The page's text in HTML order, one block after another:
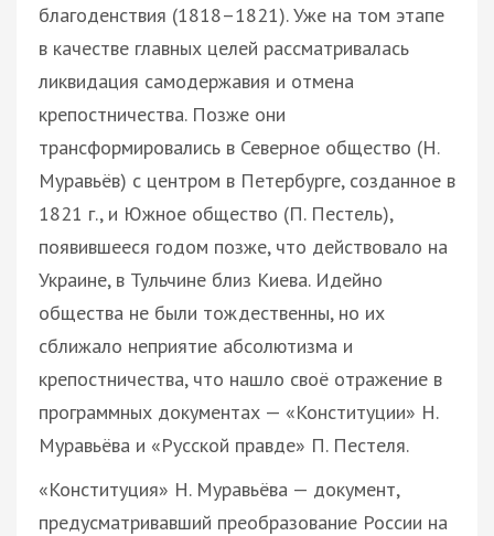
благоденствия (1818–1821). Уже на том этапе
в качестве главных целей рассматривалась
ликвидация самодержавия и отмена
крепостничества. Позже они
трансформировались в Северное общество (Н.
Муравьёв) с центром в Петербурге, созданное в
1821 г., и Южное общество (П. Пестель),
появившееся годом позже, что действовало на
Украине, в Тульчине близ Киева. Идейно
общества не были тождественны, но их
сближало неприятие абсолютизма и
крепостничества, что нашло своё отражение в
программных документах — «Конституции» Н.
Муравьёва и «Русской правде» П. Пестеля.
«Конституция» Н. Муравьёва — документ,
предусматривавший преобразование России на